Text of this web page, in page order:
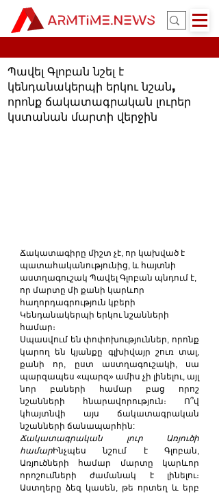
Պավել Գլոբան նշել է
կենդանակերպի երկու նշան,
որոնք ճակատագրական լուրեր
կստանան մարտի վերջին
Ճակատագիրը միշտ չէ, որ կախված է
պատահականությունից, և հայտնի
աստղագուշակ Պավել Գլոբան պնդում է,
որ մարտը մի քանի կարևոր
հաղորդագրություն կբերի
Կենդանակերպի երկու նշանների
համար։
Սպասվում են փոփոխություններ, որոնք
կարող են կյանքը գլխիվայր շուռ տալ,
քանի որ, ըստ աստղագուշակի, սա
պարզապես «պարզ» ամիս չի լինելու, այլ
նոր բաների համար բաց որոշ
նշանների հնարավորություն։ Ո՞վ
կհայտնվի այս ճակատագրական
նշանների ճանապարհին:
Ճակատագրական լուր Առյուծի
համարԻնչպես նշում է Գլոբան,
Առյուծների համար մարտը կարևոր
որոշումների ժամանակ է լինելու։
Աստղերը ձեզ կասեն, թե որտեղ և երբ